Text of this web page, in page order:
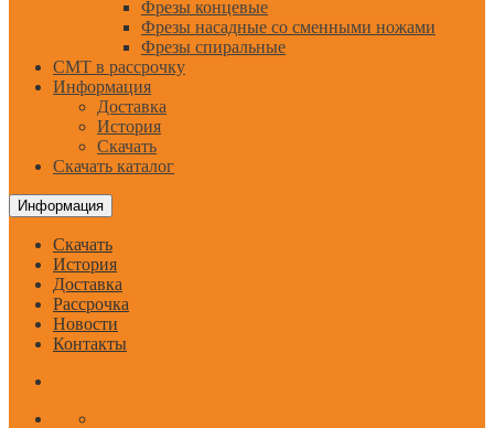
Фрезы концевые
Фрезы насадные со сменными ножами
Фрезы спиральные
CMT в рассрочку
Информация
Доставка
История
Скачать
Скачать каталог
Информация
Скачать
История
Доставка
Рассрочка
Новости
Контакты